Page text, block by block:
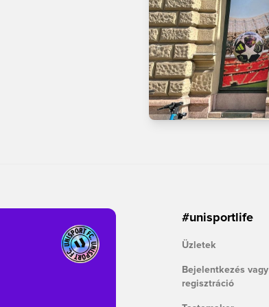
#unisportlife
Üzletek
Bejelentkezés vagy
regisztráció